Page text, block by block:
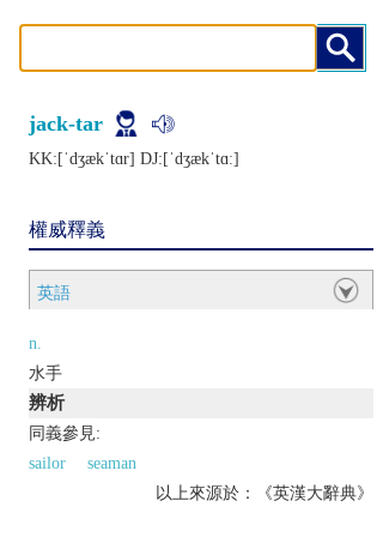
jack-tar
KK:[ˈdʒækˈtɑr] DJ:[ˈdʒækˈtɑː]
權威釋義
英語
n.
水手
辨析
同義參見:
sailor
seaman
以上來源於：《英漢大辭典》